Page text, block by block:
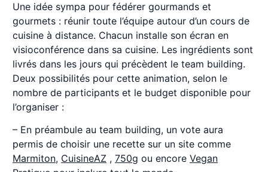
Une idée sympa pour fédérer gourmands et
gourmets : réunir toute l’équipe autour d’un cours de
cuisine à distance. Chacun installe son écran en
visioconférence dans sa cuisine. Les ingrédients sont
livrés dans les jours qui précèdent le team building.
Deux possibilités pour cette animation, selon le
nombre de participants et le budget disponible pour
l’organiser :
– En préambule au team building, un vote aura
permis de choisir une recette sur un site comme
Marmiton, CuisineAZ , 750g ou encore Vegan